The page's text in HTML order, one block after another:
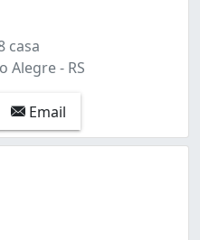
casa
Alegre - RS
Email